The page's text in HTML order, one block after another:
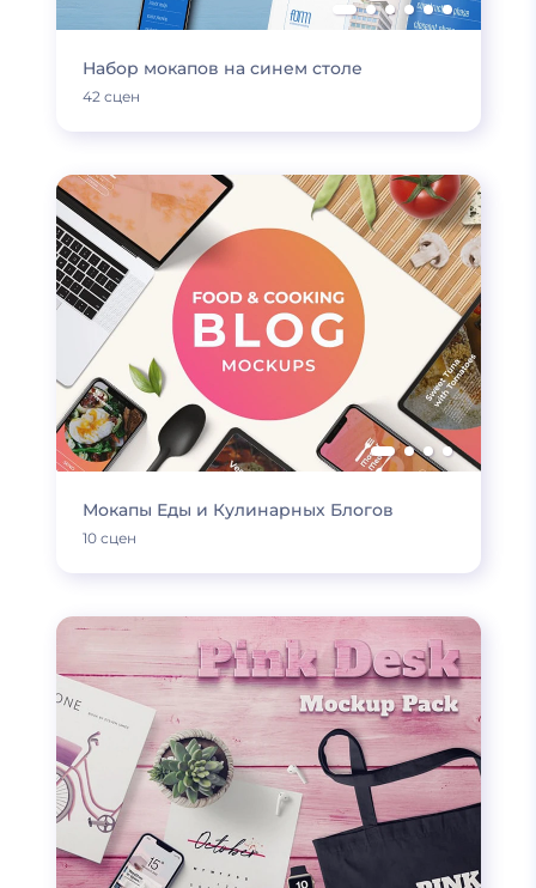
Набор мокапов на синем столе
42 сцен
Мокапы Еды и Кулинарных Блогов
10 сцен